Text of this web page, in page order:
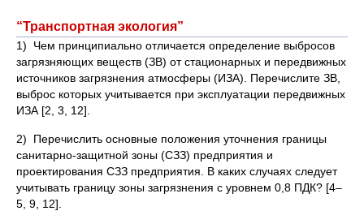
“Транспортная экология”
1) Чем принципиально отличается определение выбросов
загрязняющих веществ (ЗВ) от стационарных и передвижных
источников загрязнения атмосферы (ИЗА). Перечислите ЗВ,
выброс которых учитывается при эксплуатации передвижных
ИЗА [2, 3, 12].
2) Перечислить основные положения уточнения границы
санитарно-защитной зоны (СЗЗ) предприятия и
проектирования СЗЗ предприятия. В каких случаях следует
учитывать границу зоны загрязнения с уровнем 0,8 ПДК? [4–
5, 9, 12].